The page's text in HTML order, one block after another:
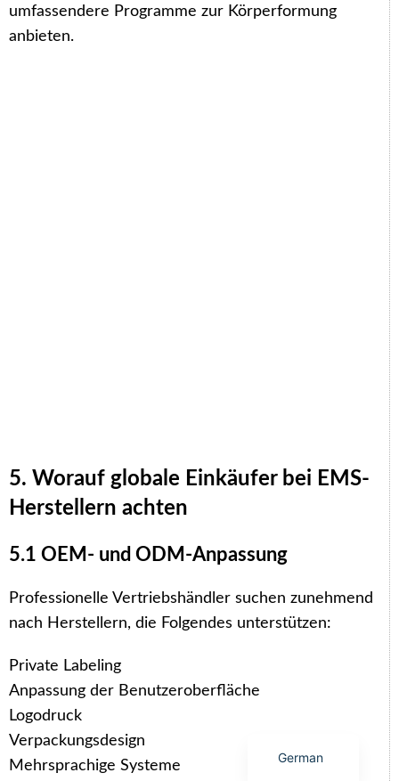
umfassendere Programme zur Körperformung
anbieten.
5. Worauf globale Einkäufer bei EMS-
Herstellern achten
5.1 OEM- und ODM-Anpassung
Professionelle Vertriebshändler suchen zunehmend
nach Herstellern, die Folgendes unterstützen:
Private Labeling
Anpassung der Benutzeroberfläche
Logodruck
Verpackungsdesign
Mehrsprachige Systeme
German
Korean